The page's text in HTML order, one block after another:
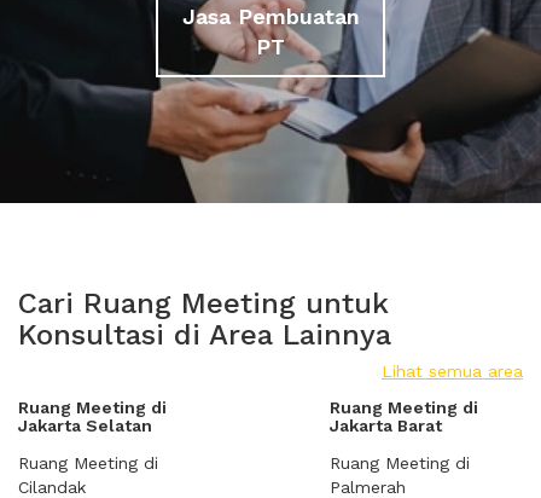
Jasa Pembuatan
PT
Cari Ruang Meeting untuk
Konsultasi di Area Lainnya
Lihat semua area
Ruang Meeting di
Jakarta Selatan
Ruang Meeting di
Cilandak
Ruang Meeting di
Jakarta Barat
Ruang Meeting di
Palmerah